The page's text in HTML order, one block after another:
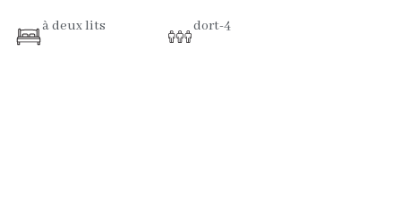
à deux lits dort-4